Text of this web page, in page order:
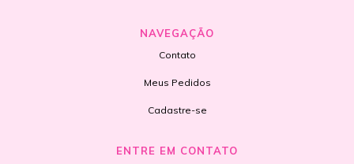
NAVEGAÇÃO
Contato
Meus Pedidos
Cadastre-se
ENTRE EM CONTATO